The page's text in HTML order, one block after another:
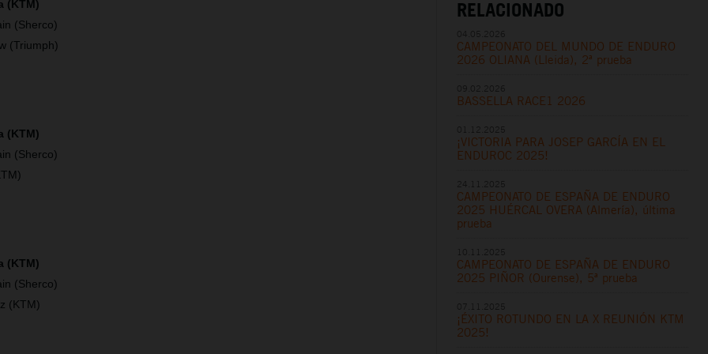
(KTM)
(Sherco)
(Triumph)
(KTM)
(Sherco)
(KTM)
(Sherco)
(KTM)
RELACIONADO
CAMPEONATO DEL MUNDO DE ENDURO
2026 OLIANA (Lleida), 2ª prueba
BASSELLA RACE1 2026
¡VICTORIA PARA JOSEP GARCÍA EN EL
ENDUROC 2025!
CAMPEONATO DE ESPAÑA DE ENDURO
2025 HUÉRCAL OVERA (Almería), última
prueba
CAMPEONATO DE ESPAÑA DE ENDURO
2025 PIÑOR (Ourense), 5ª prueba
¡ÉXITO ROTUNDO EN LA X REUNIÓN KTM
2025!